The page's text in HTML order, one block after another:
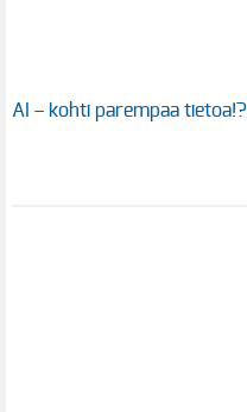
AI – kohti parempaa tietoa!?